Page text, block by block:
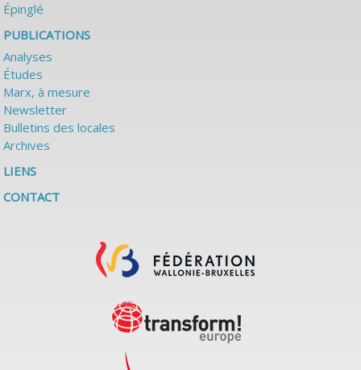
Épinglé
PUBLICATIONS
Analyses
Études
Marx, à mesure
Newsletter
Bulletins des locales
Archives
LIENS
CONTACT